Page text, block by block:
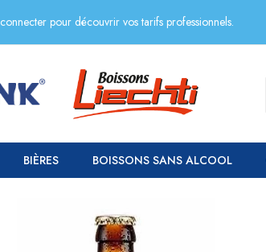
pour découvrir vos tarifs professionnels.
BIÈRES BOISSONS SANS ALCOOL